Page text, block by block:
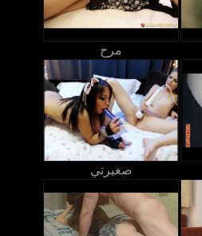
مرح
صغيرتي